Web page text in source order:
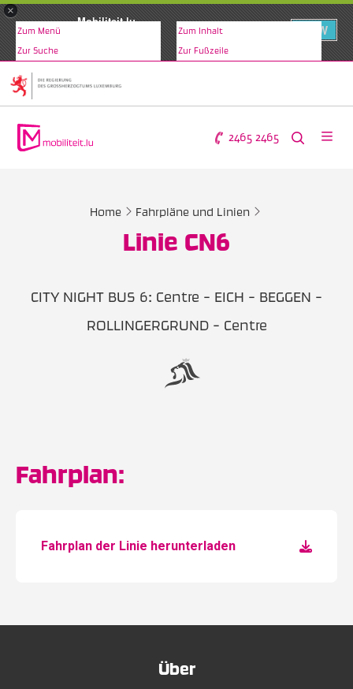
×
Mobiliteit.lu
VIEW
Zum Menü Zum Inhalt
Zur Suche Zur Fußzeile
2465 2465
Home Fahrpläne und Linien
Linie CN6
CITY NIGHT BUS 6: Centre - EICH - BEGGEN -
ROLLINGERGRUND - Centre
Fahrplan:
Fahrplan der Linie herunterladen
Über